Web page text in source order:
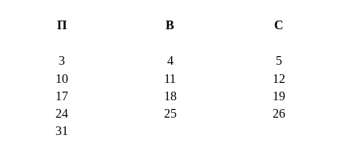
П В С
3 4
5
10
11
12
17
18
19
24
25
26
31